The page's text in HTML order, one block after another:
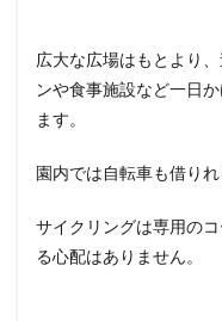
広大な広場はもとより
ンや食事施設など一日
ます。
園内では自転車も借り
サイクリングは専用の
る心配はありません。